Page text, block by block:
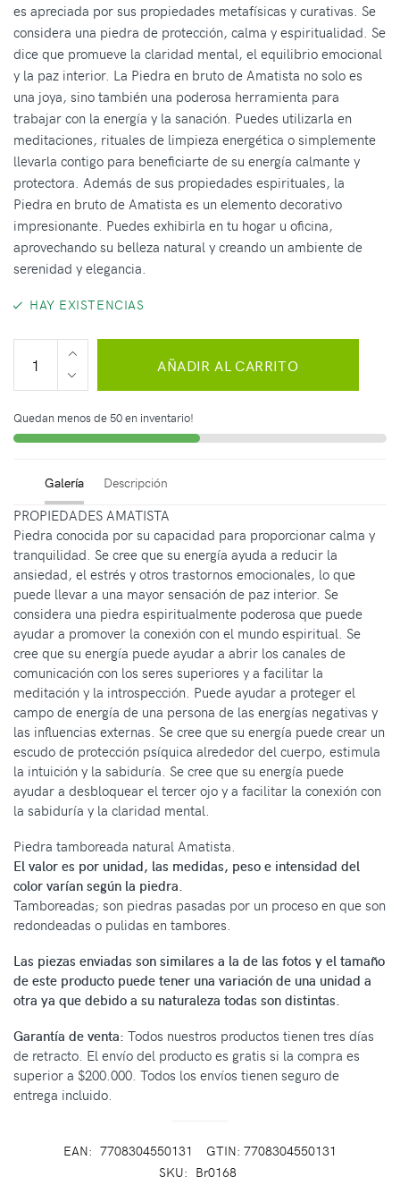
es apreciada por sus propiedades metafísicas y curativas. Se
considera una piedra de protección, calma y espiritualidad. Se
dice que promueve la claridad mental, el equilibrio emocional
y la paz interior. La Piedra en bruto de Amatista no solo es
una joya, sino también una poderosa herramienta para
trabajar con la energía y la sanación. Puedes utilizarla en
meditaciones, rituales de limpieza energética o simplemente
llevarla contigo para beneficiarte de su energía calmante y
protectora. Además de sus propiedades espirituales, la
Piedra en bruto de Amatista es un elemento decorativo
impresionante. Puedes exhibirla en tu hogar u oficina,
aprovechando su belleza natural y creando un ambiente de
serenidad y elegancia.
HAY EXISTENCIAS
AÑADIR AL CARRITO
Quedan menos de 50 en inventario!
Galería Descripción
PROPIEDADES AMATISTA
Piedra conocida por su capacidad para proporcionar calma y
tranquilidad. Se cree que su energía ayuda a reducir la
ansiedad, el estrés y otros trastornos emocionales, lo que
puede llevar a una mayor sensación de paz interior. Se
considera una piedra espiritualmente poderosa que puede
ayudar a promover la conexión con el mundo espiritual. Se
cree que su energía puede ayudar a abrir los canales de
comunicación con los seres superiores y a facilitar la
meditación y la introspección. Puede ayudar a proteger el
campo de energía de una persona de las energías negativas y
las influencias externas. Se cree que su energía puede crear un
escudo de protección psíquica alrededor del cuerpo, estimula
la intuición y la sabiduría. Se cree que su energía puede
ayudar a desbloquear el tercer ojo y a facilitar la conexión con
la sabiduría y la claridad mental.
Piedra tamboreada natural Amatista.
El valor es por unidad, las medidas, peso e intensidad del
color varían según la piedra.
Tamboreadas; son piedras pasadas por un proceso en que son
redondeadas o pulidas en tambores.
Las piezas enviadas son similares a la de las fotos y el tamaño
de este producto puede tener una variación de una unidad a
otra ya que debido a su naturaleza todas son distintas.
Garantía de venta: Todos nuestros productos tienen tres días
de retracto. El envío del producto es gratis si la compra es
superior a $200.000. Todos los envíos tienen seguro de
entrega incluido.
EAN: 7708304550131
GTIN: 7708304550131
SKU: Br0168